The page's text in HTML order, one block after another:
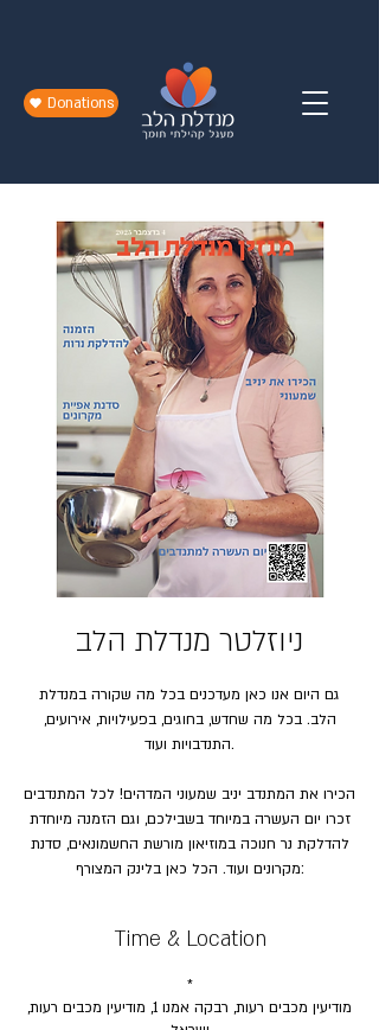
Donations
ניוזלטר מנדלת הלב
גם היום אנו כאן מעדכנים בכל מה שקורה במנדלת
הלב. בכל מה שחדש, בחוגים, בפעילויות, אירועים,
התנדבויות ועוד.
הכירו את המתנדב יניב שמעוני המדהים! לכל המתנדבים
זכרו יום העשרה במיוחד בשבילכם, וגם הזמנה מיוחדת
להדלקת נר חנוכה במוזיאון מורשת החשמונאים, סדנת
מקרונים ועוד. הכל כאן בלינק המצורף:
Time & Location
*
מודיעין מכבים רעות, רבקה אמנו 1, מודיעין מכבים רעות,